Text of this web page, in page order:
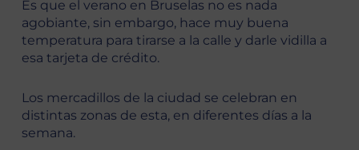
Es que el verano en Bruselas no es nada
agobiante, sin embargo, hace muy buena
temperatura para tirarse a la calle y darle vidilla a
esa tarjeta de crédito.
Los mercadillos de la ciudad se celebran en
distintas zonas de esta, en diferentes días a la
semana.